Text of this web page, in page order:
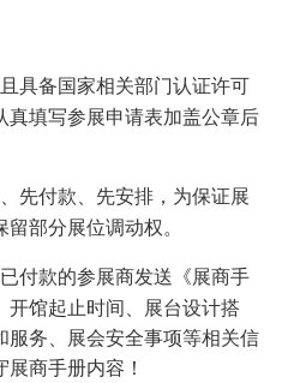
具备国家相关部门认证许可
真填写参展申请表加盖公章后
先付款、先安排，为保证展
部分展位调动权。
付款的参展商发送《展商手
开馆起止时间、展台设计搭
服务、展会安全事项等相关信
商手册内容！